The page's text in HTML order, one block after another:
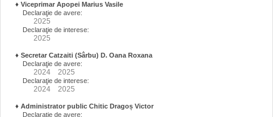
♦ Viceprimar Apopei Marius Vasile
Declaraţie de avere:
2025
Declaraţie de interese:
2025
♦ Secretar Catzaiti (Sârbu) D. Oana Roxana
Declaraţie de avere:
2024 2025
Declaraţie de interese:
2024 2025
♦ Administrator public Chitic Dragoș Victor
Declaraţie de avere: